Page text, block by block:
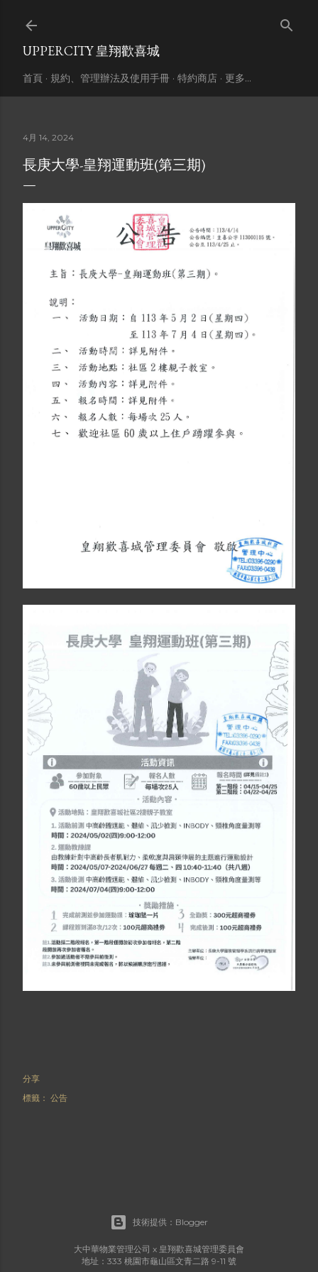
UPPERCITY 皇翔歡喜城
首頁 規約、管理辦法及使用手冊 特約商店 更多…
4月 14, 2024
長庚大學-皇翔運動班(第三期)
分享
標籤： 公告
技術提供：Blogger
大中華物業管理公司 x 皇翔歡喜城管理委員會
地址：333 桃園市龜山區文青二路 9-11 號